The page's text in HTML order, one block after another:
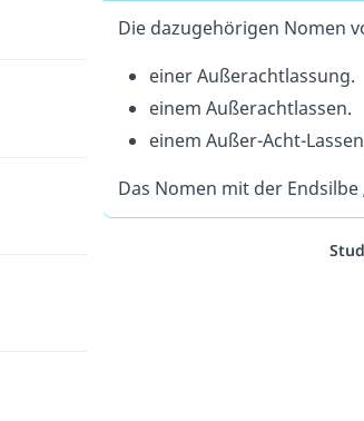
Die dazugehörigen Nomen
einer Außerachtlassung.
einem Außerachtlassen.
einem Außer-Acht-
Das Nomen mit der